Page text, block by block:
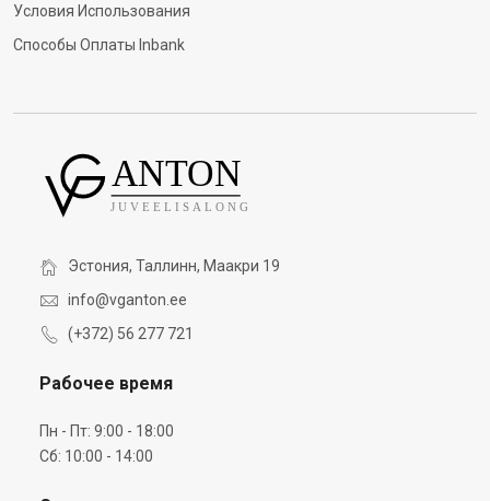
Условия Использования
Способы Оплаты Inbank
Эстония, Таллинн, Маакри 19
info@vganton.ee
(+372) 56 277 721
Рабочее время
Пн - Пт: 9:00 - 18:00
Сб: 10:00 - 14:00